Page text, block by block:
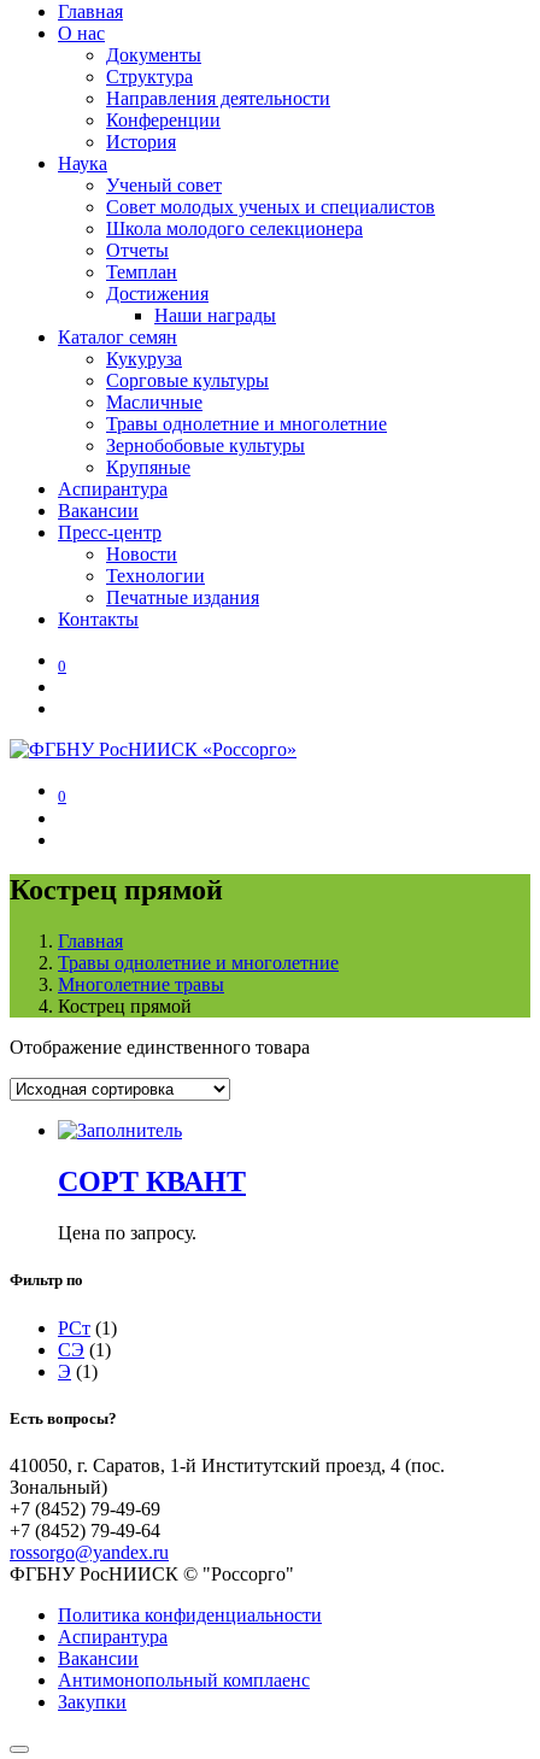
Главная
О нас
Документы
Структура
Направления деятельности
Конференции
История
Наука
Ученый совет
Совет молодых ученых и специалистов
Школа молодого селекционера
Отчеты
Темплан
Достижения
Наши награды
Каталог семян
Кукуруза
Сорговые культуры
Масличные
Травы однолетние и многолетние
Зернобобовые культуры
Крупяные
Аспирантура
Вакансии
Пресс-центр
Новости
Технологии
Печатные издания
Контакты
0
0
Кострец прямой
Главная
Травы однолетние и многолетние
Многолетние травы
Кострец прямой
Отображение единственного товара
СОРТ КВАНТ
Цена по запросу.
Фильтр по
РСт (1)
СЭ (1)
Э (1)
Есть вопросы?
410050, г. Саратов, 1-й Институтский проезд, 4 (пос.
Зональный)
+7 (8452) 79-49-69
+7 (8452) 79-49-64
rossorgo@yandex.ru
ФГБНУ РосНИИСК © "Россорго"
Политика конфиденциальности
Аспирантура
Вакансии
Антимонопольный комплаенс
Закупки